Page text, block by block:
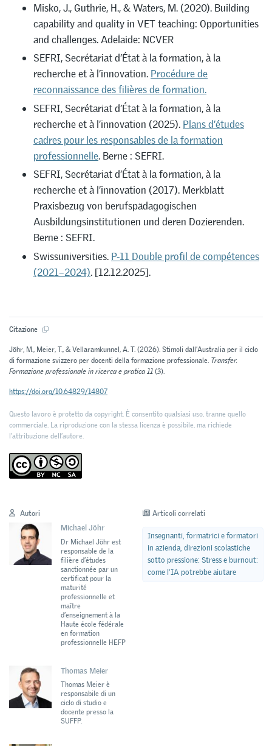
Misko, J., Guthrie, H., & Waters, M. (2020). Building
capability and quality in VET teaching: Opportunities
and challenges. Adelaide: NCVER
SEFRI, Secrétariat d’État à la formation, à la
recherche et à l’innovation. Procédure de
reconnaissance des filières de formation.
SEFRI, Secrétariat d’État à la formation, à la
recherche et à l’innovation (2025). Plans d’études
cadres pour les responsables de la formation
professionnelle. Berne : SEFRI.
SEFRI, Secrétariat d’État à la formation, à la
recherche et à l’innovation (2017). Merkblatt
Praxisbezug von berufspädagogischen
Ausbildungsinstitutionen und deren Dozierenden.
Berne : SEFRI.
Swissuniversities. P-11 Double profil de compétences
(2021–2024). [12.12.2025].
Citazione
Jöhr, M., Meier, T., & Vellaramkunnel, A. T. (2026). Stimoli dall’Australia per il ciclo
di formazione svizzero per docenti della formazione professionale. Transfer.
Formazione professionale in ricerca e pratica 11(3).
https://doi.org/10.64829/14807
Questo lavoro è protetto da copyright. È consentito qualsiasi uso, tranne quello
commerciale. La riproduzione con la stessa licenza è possibile, ma richiede
l'attribuzione dell’autore.
Autori
Michael Jöhr
Dr Michael Jöhr est
responsable de la
filière d’études
sanctionnée par un
certificat pour la
maturité
professionnelle et
maître
d’enseignement à la
Haute école fédérale
en formation
professionnelle HEFP
Thomas Meier
Thomas Meier è
responsabile di un
ciclo di studio e
docente presso la
SUFFP.
Articoli correlati
Insegnanti, formatrici e formatori
in azienda, direzioni scolastiche
sotto pressione: Stress e burnout:
come l’IA potrebbe aiutare